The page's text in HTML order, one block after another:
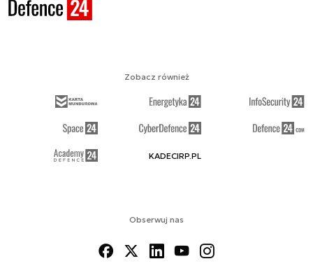
Obserwuj nas
Zobacz również
KADECIRP.PL